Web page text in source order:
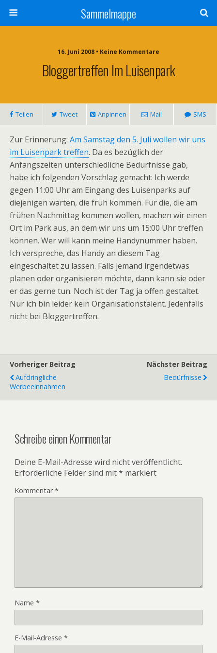
Sammelmappe
16. Juni 2008 • Keine Kommentare
Bloggertreffen Im Luisenpark
Teilen Tweet Anpinnen Mail SMS
Zur Erinnerung: Am Samstag den 5. Juli wollen wir uns
im Luisenpark treffen. Da es bezüglich der
Anfangszeiten unterschiedliche Bedürfnisse gab,
habe ich folgenden Vorschlag gemacht: Ich werde
gegen 11:00 Uhr am Eingang des Luisenparks auf
diejenigen warten, die früh kommen. Für die, die am
frühen Nachmittag kommen wollen, machen wir einen
Ort im Park aus, an dem wir uns um 15:00 Uhr treffen
können. Wer will kann meine Handynummer haben.
Ich verspreche, das Handy an diesem Tag
eingeschaltet zu lassen. Falls jemand irgendetwas
planen oder organisieren möchte, dann kann sie oder
er das gerne tun. Noch ist der Tag ja offen gestaltet.
Nur ich bin leider kein Organisationstalent. Jedenfalls
nicht bei Bloggertreffen.
Vorheriger Beitrag
Aufdringliche
Werbeeinnahmen
Nächster Beitrag
Bedürfnisse
Schreibe einen Kommentar
Deine E-Mail-Adresse wird nicht veröffentlicht.
Erforderliche Felder sind mit* markiert
Kommentar*
Name *
E-Mail-Adresse *